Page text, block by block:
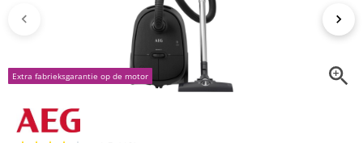
Extra fabrieksgarantie op de motor